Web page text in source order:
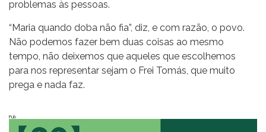
problemas às pessoas.
“Maria quando doba não fia”, diz, e com razão, o povo.
Não podemos fazer bem duas coisas ao mesmo
tempo, não deixemos que aqueles que escolhemos
para nos representar sejam o Frei Tomás, que muito
prega e nada faz.
Pub